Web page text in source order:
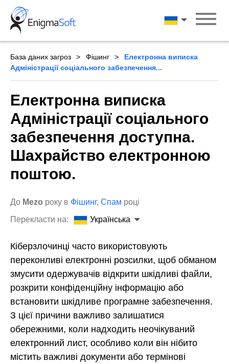
Skip
content
Українська
База даних загроз Фішинг
Електронна виписка
Адміністрації соціального забезпечення...
Електронна виписка
Адміністрації соціального
забезпечення доступна.
Шахрайство електронною
поштою.
До Mezo року в Фішинг, Спам році
Перекласти на:
Українська
Кіберзлочинці часто використовують
переконливі електронні розсилки, щоб обманом
змусити одержувачів відкрити шкідливі файли,
розкрити конфіденційну інформацію або
встановити шкідливе програмне забезпечення.
З цієї причини важливо залишатися
обережними, коли надходить неочікуваний
електронний лист, особливо коли він нібито
містить важливі документи або термінові